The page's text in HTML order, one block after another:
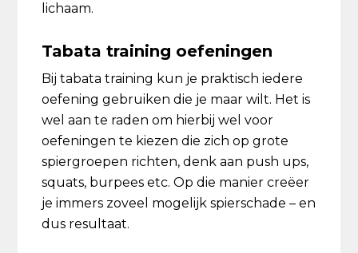
lichaam.
Tabata training oefeningen
Bij tabata training kun je praktisch iedere
oefening gebruiken die je maar wilt. Het is
wel aan te raden om hierbij wel voor
oefeningen te kiezen die zich op grote
spiergroepen richten, denk aan push ups,
squats, burpees etc. Op die manier creëer
je immers zoveel mogelijk spierschade – en
dus resultaat.